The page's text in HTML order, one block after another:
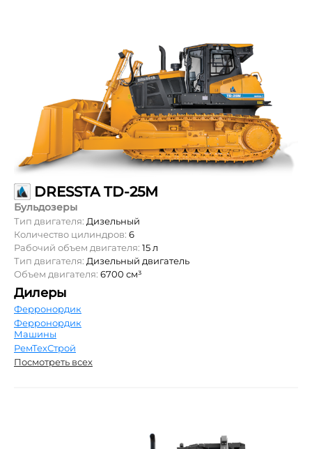
DRESSTA TD-25M
Бульдозеры
Тип двигателя: Дизельный
Количество цилиндров: 6
Рабочий объем двигателя: 15 л
Тип двигателя: Дизельный двигатель
Объем двигателя: 6700 см³
Дилеры
Ферронордик
Ферронордик
Машины
РемТехСтрой
Посмотреть всех